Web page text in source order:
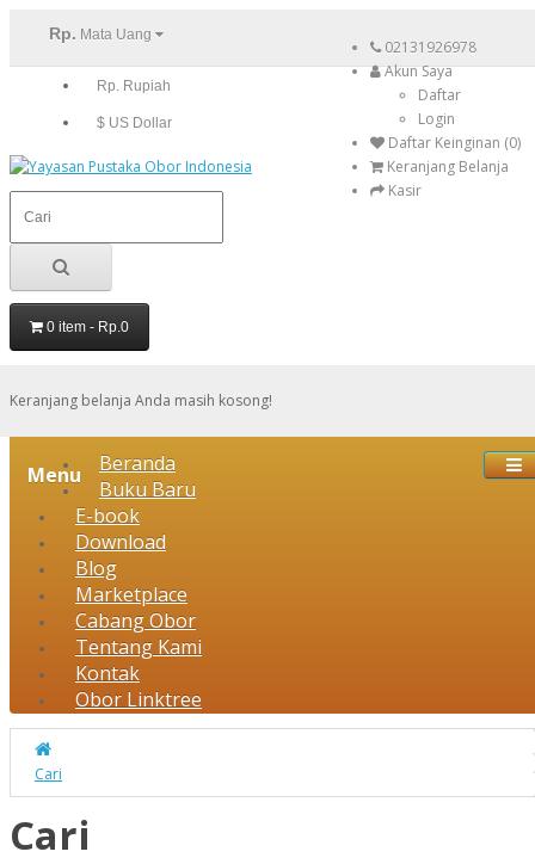
Rp. Mata Uang
Rp. Rupiah
$ US Dollar
02131926978
Akun Saya
Daftar
Login
Daftar Keinginan (0)
Keranjang Belanja
Kasir
0 item - Rp.0
Keranjang belanja Anda masih kosong!
Menu
Beranda
Buku Baru
E-book
Download
Blog
Marketplace
Cabang Obor
Tentang Kami
Kontak
Obor Linktree
Cari
Cari